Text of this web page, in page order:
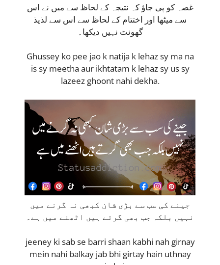
غصہ کو پی جاؤ کہ نتیجہ کے لحاظ سے میں نے اس
سے میٹھا اور اختتام کے لحاظ سے اس سے لذیذ
گھونٹ نہیں دیکھا۔
Ghussey ko pee jao k natija k lehaz sy ma na
is sy meetha aur ikhtatam k lehaz sy us sy
lazeez ghoont nahi dekha.
جینے کی سب سے بڑی شان کبھی نہ گرنے میں
نہیں بلکہ جب بھی گرتے ہیں اٹھنے میں ہے۔
jeeney ki sab se barri shaan kabhi nah girnay
mein nahi balkay jab bhi girtay hain uthnay